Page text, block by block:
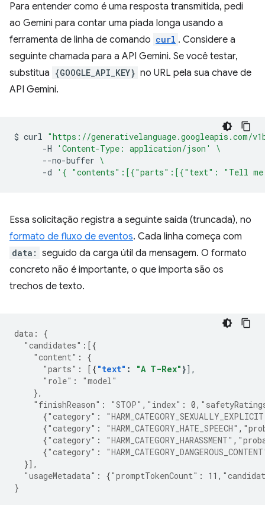
Para entender como é uma resposta transmitida, pedi
ao Gemini para contar uma piada longa usando a
ferramenta de linha de comando curl . Considere a
seguinte chamada para a API Gemini. Se você testar,
substitua {GOOGLE_API_KEY} no URL pela sua chave de
API Gemini.
$ curl "https://generativelanguage.googleapis.com/
-H
'Content-Type: application/json'
\
--no-buffer \
-d
'{ "contents":[{"parts":[{"text": "Tell
Essa solicitação registra a seguinte saída (truncada), no
formato de fluxo de eventos. Cada linha começa com
data: seguido da carga útil da mensagem. O formato
concreto não é importante, o que importa são os
trechos de texto.
data :
{
"candidates" :[{
"content" :
{
"parts" : [ { "text" : "A T-Rex" }
"role" :
"model"
},
"finishReason" : "STOP" , "index" : 0,
{"category" :
{"category" : "HARM_CATEGORY_HATE_SPEECH" ,
{"category" : "HARM_CATEGORY_HARASSMENT" ,
{"category" :
}],
"usageMetadata" : {"promptTokenCount" : 11 ,
}